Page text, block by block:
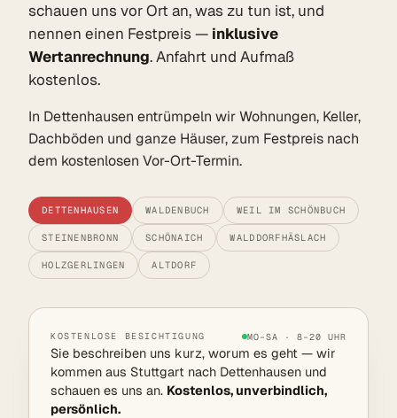
schauen uns vor Ort an, was zu tun ist, und
nennen einen Festpreis — inklusive
Wertanrechnung. Anfahrt und Aufmaß
kostenlos.
In Dettenhausen entrümpeln wir Wohnungen, Keller,
Dachböden und ganze Häuser, zum Festpreis nach
dem kostenlosen Vor-Ort-Termin.
DETTENHAUSEN WALDENBUCH WEIL IM SCHÖNBUCH
STEINENBRONN SCHÖNAICH WALDDORFHÄSLACH
HOLZGERLINGEN ALTDORF
KOSTENLOSE BESICHTIGUNG MO–SA · 8–20 UHR
Sie beschreiben uns kurz, worum es geht — wir
kommen aus Stuttgart nach Dettenhausen und
schauen es uns an. Kostenlos, unverbindlich,
persönlich.